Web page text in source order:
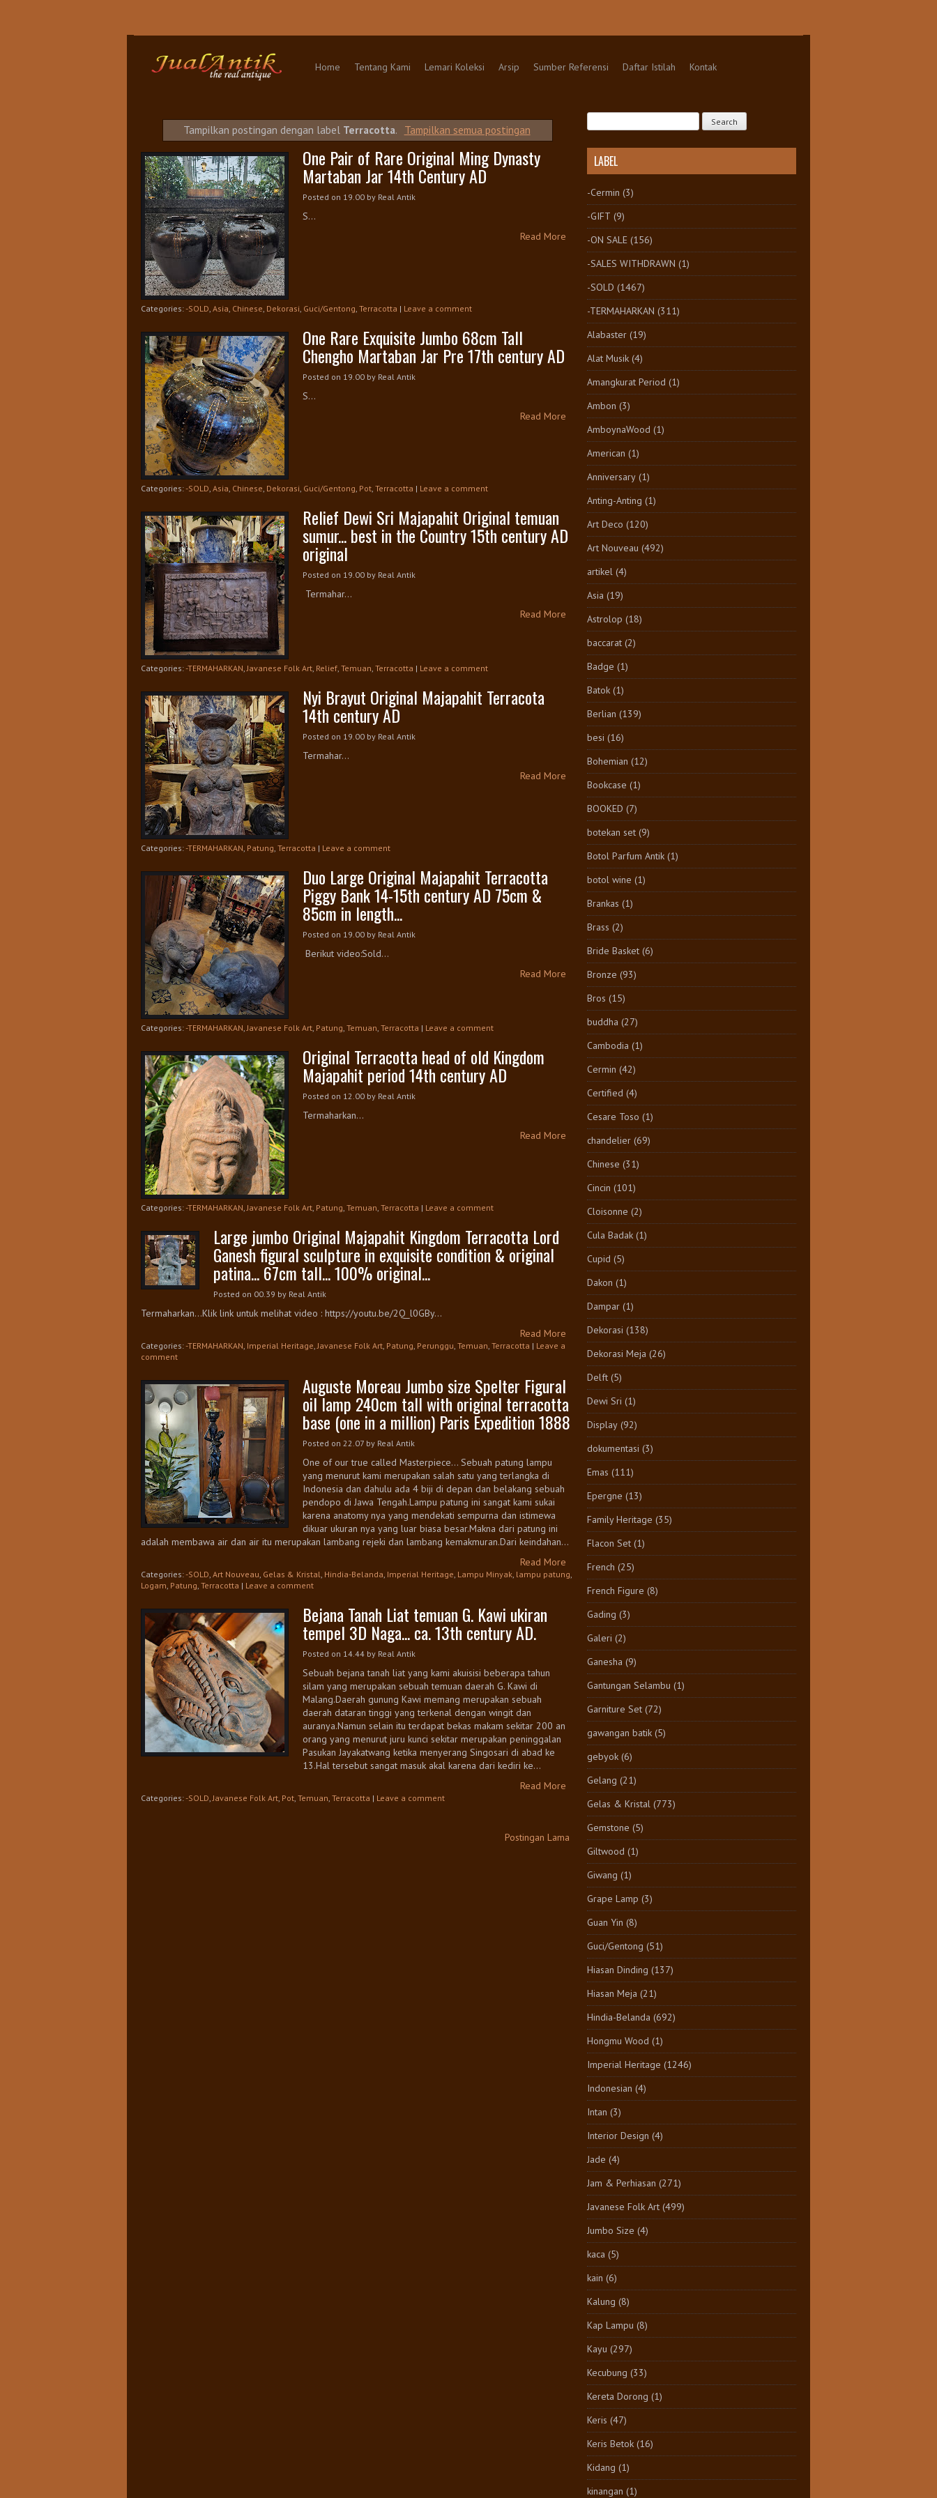
Home
Tentang Kami Lemari Koleksi Arsip Sumber Referensi Daftar Istilah Kontak
Tampilkan postingan dengan label Terracotta. Tampilkan semua postingan
One Pair of Rare Original Ming Dynasty
Martaban Jar 14th Century AD
Posted on 19.00 by Real Antik
S...
Read More
Categories:-SOLD, Asia, Chinese, Dekorasi, Guci/Gentong, Terracotta | Leave a comment
One Rare Exquisite Jumbo 68cm Tall
Chengho Martaban Jar Pre 17th century AD
Posted on 19.00 by Real Antik
S...
Read More
Categories:-SOLD, Asia, Chinese, Dekorasi, Guci/Gentong, Pot, Terracotta | Leave a comment
Relief Dewi Sri Majapahit Original temuan
sumur... best in the Country 15th century AD
original
Posted on 19.00 by Real Antik
Termahar...
Read More
Categories:-TERMAHARKAN,Javanese Folk Art, Relief, Temuan, Terracotta | Leave a comment
Nyi Brayut Original Majapahit Terracota
14th century AD
Posted on 19.00 by Real Antik
Termahar...
Read More
Categories:-TERMAHARKAN, Patung, Terracotta | Leave a comment
Duo Large Original Majapahit Terracotta
Piggy Bank 14-15th century AD 75cm &
85cm in length...
Posted on 19.00 by Real Antik
Berikut video:Sold...
Read More
Categories:-TERMAHARKAN,Javanese Folk Art, Patung, Temuan, Terracotta | Leave a comment
Original Terracotta head of old Kingdom
Majapahit period 14th century AD
Posted on 12.00 by Real Antik
Termaharkan...
Read More
Categories:-TERMAHARKAN,Javanese Folk Art, Patung, Temuan, Terracotta | Leave a comment
Large jumbo Original Majapahit Kingdom Terracotta Lord
Ganesh figural sculpture in exquisite condition & original
patina... 67cm tall... 100% original...
Posted on 00.39 by Real Antik
Termaharkan...Klik link untuk melihat video : https://youtu.be/2Q_l0GBy...
Read More
Categories:-TERMAHARKAN, Imperial Heritage,Javanese Folk Art, Patung, Perunggu, Temuan, Terracotta | Leave a
comment
Auguste Moreau Jumbo size Spelter Figural
oil lamp 240cm tall with original terracotta
base (one in a million) Paris Expedition 1888
Posted on 22.07 by Real Antik
One of our true called Masterpiece... Sebuah patung lampu
yang menurut kami merupakan salah satu yang terlangka di
Indonesia dan dahulu ada 4 biji di depan dan belakang sebuah
pendopo di Jawa Tengah.Lampu patung ini sangat kami sukai
karena anatomy nya yang mendekati sempurna dan istimewa
dikuar ukuran nya yang luar biasa besar.Makna dari patung ini
adalah membawa air dan air itu merupakan lambang rejeki dan lambang kemakmuran.Dari keindahan...
Read More
Categories:-SOLD, Art Nouveau, Gelas & Kristal, Hindia-Belanda, Imperial Heritage, Lampu Minyak, lampu patung,
Logam, Patung, Terracotta | Leave a comment
Bejana Tanah Liat temuan G. Kawi ukiran
tempel 3D Naga... ca. 13th century AD.
Posted on 14.44 by Real Antik
Sebuah bejana tanah liat yang kami akuisisi beberapa tahun
silam yang merupakan sebuah temuan daerah G. Kawi di
Malang.Daerah gunung Kawi memang merupakan sebuah
daerah dataran tinggi yang terkenal dengan wingit dan
auranya.Namun selain itu terdapat bekas makam sekitar 200 an
orang yang menurut juru kunci sekitar merupakan peninggalan
Pasukan Jayakatwang ketika menyerang Singosari di abad ke
13.Hal tersebut sangat masuk akal karena dari kediri ke...
Read More
Categories:-SOLD,Javanese Folk Art, Pot, Temuan, Terracotta | Leave a comment
Postingan Lama
LABEL
-Cermin (3)
-GIFT (9)
-ON SALE (156)
-SALES WITHDRAWN (1)
-SOLD (1467)
-TERMAHARKAN (311)
Alabaster (19)
Alat Musik (4)
Amangkurat Period (1)
Ambon (3)
AmboynaWood (1)
American (1)
Anniversary (1)
Anting-Anting (1)
Art Deco (120)
Art Nouveau (492)
artikel (4)
Asia (19)
Astrolop (18)
baccarat (2)
Badge (1)
Batok (1)
Berlian (139)
besi (16)
Bohemian (12)
Bookcase (1)
BOOKED (7)
botekan set (9)
Botol Parfum Antik (1)
botol wine (1)
Brankas (1)
Brass (2)
Bride Basket (6)
Bronze (93)
Bros (15)
buddha (27)
Cambodia (1)
Cermin (42)
Certified (4)
Cesare Toso (1)
chandelier (69)
Chinese (31)
Cincin (101)
Cloisonne (2)
Cula Badak (1)
Cupid (5)
Dakon (1)
Dampar (1)
Dekorasi (138)
Dekorasi Meja (26)
Delft (5)
Dewi Sri (1)
Display (92)
dokumentasi (3)
Emas (111)
Epergne (13)
Family Heritage (35)
Flacon Set (1)
French (25)
French Figure (8)
Gading (3)
Galeri (2)
Ganesha (9)
Gantungan Selambu (1)
Garniture Set (72)
gawangan batik (5)
gebyok (6)
Gelang (21)
Gelas & Kristal (773)
Gemstone (5)
Giltwood (1)
Giwang (1)
Grape Lamp (3)
Guan Yin (8)
Guci/Gentong (51)
Hiasan Dinding (137)
Hiasan Meja (21)
Hindia-Belanda (692)
Hongmu Wood (1)
Imperial Heritage (1246)
Indonesian (4)
Intan (3)
Interior Design (4)
Jade (4)
Jam & Perhiasan (271)
Javanese Folk Art (499)
Jumbo Size (4)
kaca (5)
kain (6)
Kalung (8)
Kap Lampu (8)
Kayu (297)
Kecubung (33)
Kereta Dorong (1)
Keris (47)
Keris Betok (16)
Kidang (1)
kinangan (1)